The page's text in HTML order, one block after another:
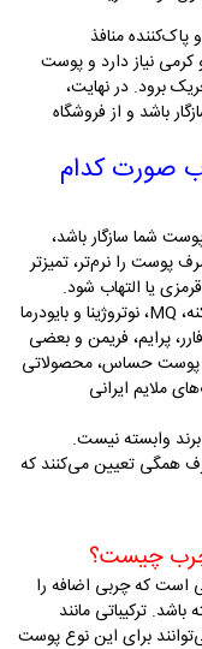
منافذ
نیاز دارد و پوست
برود. در نهایت،
باشد و از فروشگاه
صورت کدام
شما سازگار باشد،
پوست را نرم‌تر، تمیزتر
یا التهاب شود.
MQ، نوتروژینا و بایودرما
پرایم، فریمن و بعضی
پوست حساس، محصولاتی
ملایم ایرانی
وابسته نیست.
همگی تعیین می‌کنند که
چیست؟
که چربی اضافه را
ترکیباتی مانند
برای این نوع پوست